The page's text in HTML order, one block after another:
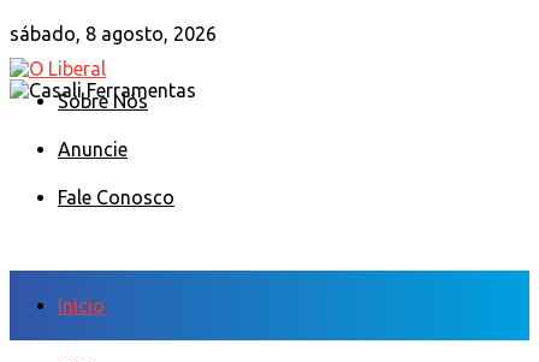
sábado, 8 agosto, 2026
Sobre Nós
Anuncie
Fale Conosco
Início